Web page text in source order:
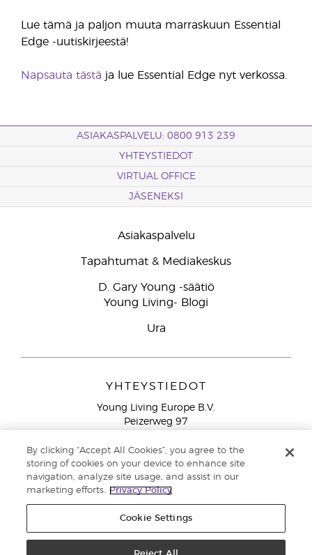
Lue tämä ja paljon muuta marraskuun Essential
Edge -uutiskirjeestä!
Napsauta tästä ja lue Essential Edge nyt verkossa.
ASIAKASPALVELU: 0800 913 239
YHTEYSTIEDOT
VIRTUAL OFFICE
JÄSENEKSI
Asiakaspalvelu
Tapahtumat & Mediakeskus
D. Gary Young -säätiö
Young Living- Blogi
Ura
YHTEYSTIEDOT
Young Living Europe B.V.
Peizerweg 97
Netherlands
Ilmainen yhteydenotto lankanumeroista Suomesta
913 239
Email: asiakaspalvelu@youngliving.com
By clicking “Accept All Cookies”, you agree to the
storing of cookies on your device to enhance site
navigation, analyze site usage, and assist in our
marketing efforts.
Privacy Policy
Cookie Settings